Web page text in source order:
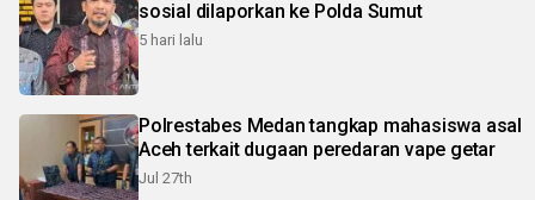
sosial dilaporkan ke Polda Sumut
5 hari lalu
Polrestabes Medan tangkap mahasiswa asal
Aceh terkait dugaan peredaran vape getar
Jul 27th